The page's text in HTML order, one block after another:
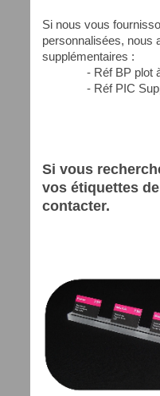
Si nous vous
personnalisées, nous
supplémentaires :
- Réf BP plot à
- Réf PIC
Si vous
vos étiquettes
contacter.